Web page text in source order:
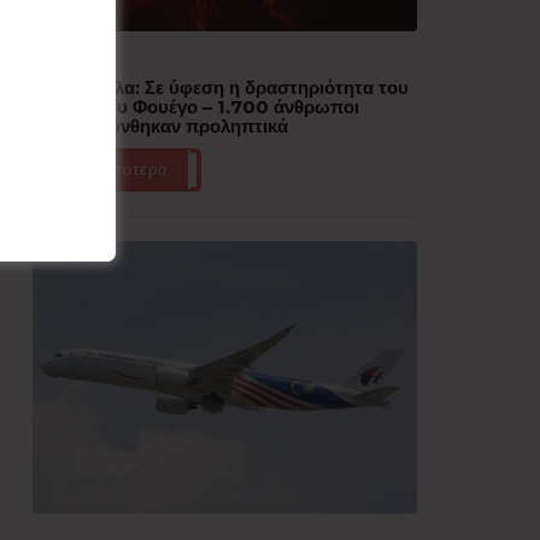
Γουατεμάλα: Σε ύφεση η δραστηριότητα του
ηφαιστείου Φουέγο – 1.700 άνθρωποι
απομακρύνθηκαν προληπτικά
Περισσότερα